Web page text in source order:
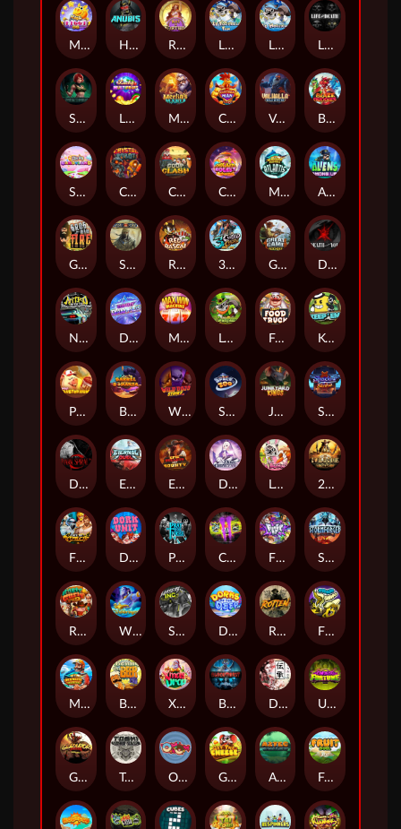
Magic Piggy OG Hand of Anubis Rise of Fortuna LE FOOTBALL FAN LE HOOLIGAN Life and Death
Shadow Treasure Lucky Multifruit Merlin's Mania Chicken Man Valhalla: Wild Winter Blaze Buddies
Sticky Candyland Crystal Robot Coop Clash Chocolate Rocket Marlin Masters Atlantis Aliens Among Us
Grug Make Fire Sand and Ashes Red Rascal™ 3 Cursed Chests™ Great Game Rockies Death Becomes You
Nitro Nights Dandy Diamonds Max Win Machine Le Prechaun Fred's Food Truck Keep 'em
Piggy Cluster Hunt Barrel Bonanza Wild Dojo Strike Space Zoo Junkyard Kings Shadow Strike
Dark Spiral Eternal Duel EPIC BULLETS & BOUNTY Dusk Princess Le Bunny 2 Wild 2 Die
Fist Of Destruction Dork Unit Pray for Three Chaos Crew 2 Fighter Pit Stormforged
Rusty & Curly Wishbringer Slayers Inc Dorks of The Deep Rotten FRKN Bananas
Marlin Master Benny The Beer Xmas Drop Bloodthirst Densho Undead Fortune
Gladiator Legends Toshi Video Club OmNom Get The Cheese Aztec Twist Fruit Duel